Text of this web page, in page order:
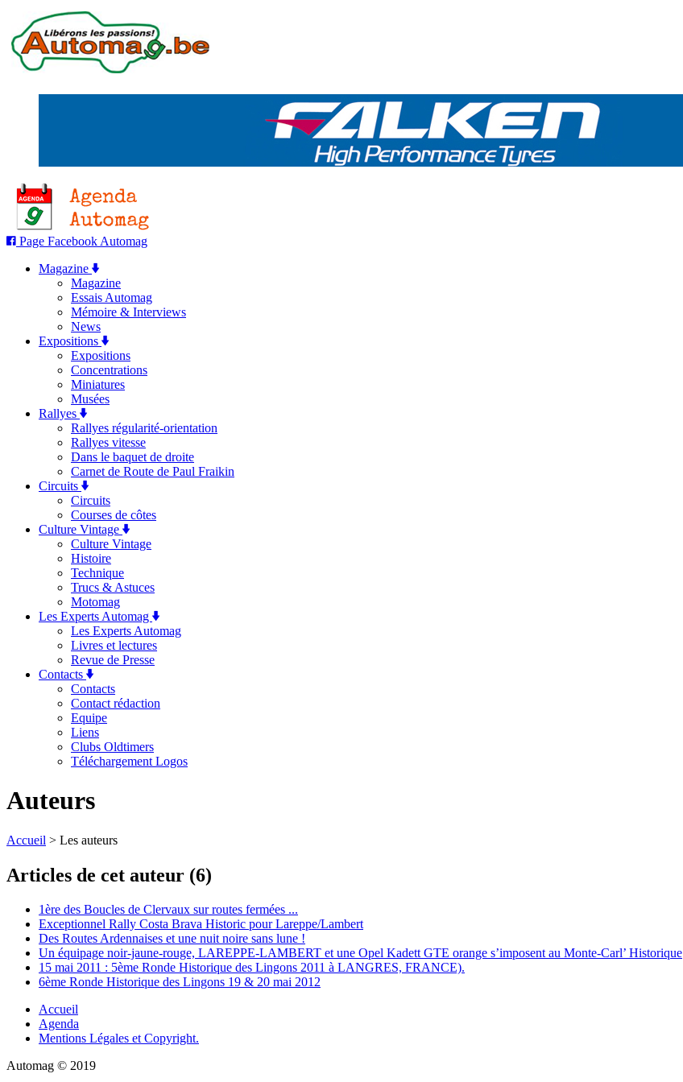
Page Facebook Automag
Magazine
Magazine
Essais Automag
Mémoire & Interviews
News
Expositions
Expositions
Concentrations
Miniatures
Musées
Rallyes
Rallyes régularité-orientation
Rallyes vitesse
Dans le baquet de droite
Carnet de Route de Paul Fraikin
Circuits
Circuits
Courses de côtes
Culture Vintage
Culture Vintage
Histoire
Technique
Trucs & Astuces
Motomag
Les Experts Automag
Les Experts Automag
Livres et lectures
Revue de Presse
Contacts
Contacts
Contact rédaction
Equipe
Liens
Clubs Oldtimers
Téléchargement Logos
Auteurs
Accueil > Les auteurs
Articles de cet auteur (6)
1ère des Boucles de Clervaux sur routes fermées ...
Exceptionnel Rally Costa Brava Historic pour Lareppe/Lambert
Des Routes Ardennaises et une nuit noire sans lune !
Un équipage noir-jaune-rouge, LAREPPE-LAMBERT et une Opel Kadett GTE orange s’imposent au Monte-Carl’ Historique
15 mai 2011 : 5ème Ronde Historique des Lingons 2011 à LANGRES, FRANCE).
6ème Ronde Historique des Lingons 19 & 20 mai 2012
Accueil
Agenda
Mentions Légales et Copyright.
Automag © 2019